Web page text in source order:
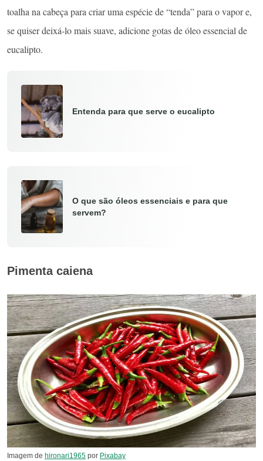
toalha na cabeça para criar uma espécie de “tenda” para o vapor e,
se quiser deixá-lo mais suave, adicione gotas de óleo essencial de
eucalipto.
Entenda para que serve o eucalipto
O que são óleos essenciais e para que
servem?
Pimenta caiena
Imagem de hironari1965 por Pixabay